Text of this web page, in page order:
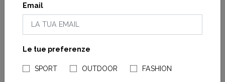
NEGOZI PARAGONSHOP
Email
Le tue preferenze
SPORT OUTDOOR FASHION